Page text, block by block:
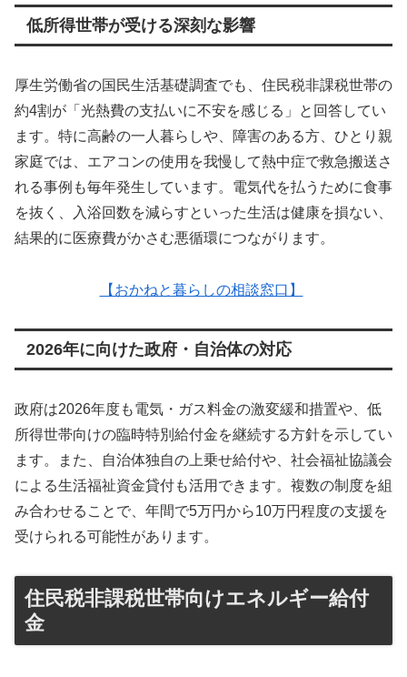
低所得世帯が受ける深刻な影響
厚生労働省の国民生活基礎調査でも、住民税非課税世帯の
約4割が「光熱費の支払いに不安を感じる」と回答してい
ます。特に高齢の一人暮らしや、障害のある方、ひとり親
家庭では、エアコンの使用を我慢して熱中症で救急搬送さ
れる事例も毎年発生しています。電気代を払うために食事
を抜く、入浴回数を減らすといった生活は健康を損ない、
結果的に医療費がかさむ悪循環につながります。
【おかねと暮らしの相談窓口】
2026年に向けた政府・自治体の対応
政府は2026年度も電気・ガス料金の激変緩和措置や、低
所得世帯向けの臨時特別給付金を継続する方針を示してい
ます。また、自治体独自の上乗せ給付や、社会福祉協議会
による生活福祉資金貸付も活用できます。複数の制度を組
み合わせることで、年間で5万円から10万円程度の支援を
受けられる可能性があります。
住民税非課税世帯向けエネルギー給付
金